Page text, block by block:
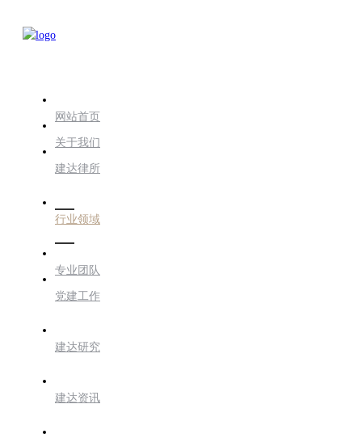
网站首页
关于我们
建达律所
行业领域
专业团队
党建工作
建达研究
建达资讯